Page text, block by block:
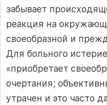
забывает
реакция на
своеобразной и
Для больного
«приобретает
очертания;
утрачен и это часто